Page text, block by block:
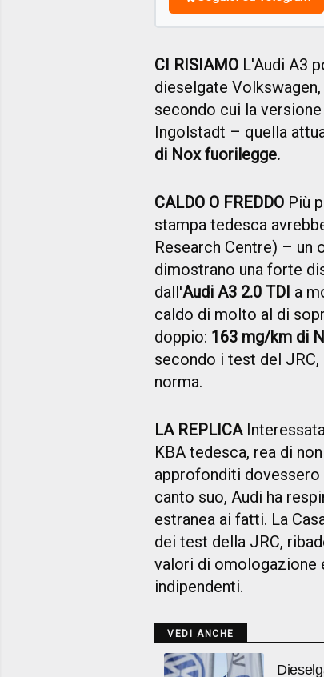
CI RISIAMO L'Audi A3
dieselgate
secondo cui la versione
Ingolstadt – quella
di Nox fuorilegge.
CALDO O FREDDO Più
stampa tedesca
Research Centre) – un
dimostrano una forte
dall'Audi A3 2.0 TDI a
caldo di molto al di
doppio: 163 mg/km di
secondo i test del
norma.
LA REPLICA
KBA tedesca, rea di
approfonditi
canto suo, Audi ha
estranea ai fatti. La
dei test della JRC,
valori di
indipendenti.
VEDI ANCHE